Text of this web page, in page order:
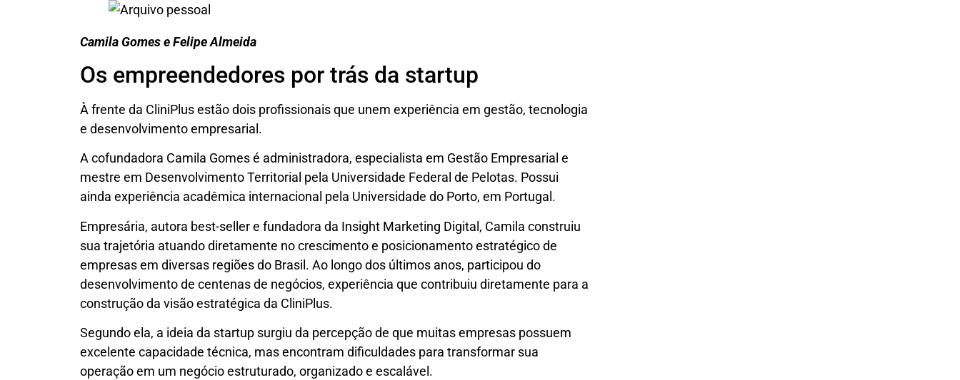
Camila Gomes e Felipe Almeida
Os empreendedores por trás da startup
À frente da CliniPlus estão dois profissionais que unem experiência em gestão, tecnologia
e desenvolvimento empresarial.
A cofundadora Camila Gomes é administradora, especialista em Gestão Empresarial e
mestre em Desenvolvimento Territorial pela Universidade Federal de Pelotas. Possui
ainda experiência acadêmica internacional pela Universidade do Porto, em Portugal.
Empresária, autora best-seller e fundadora da Insight Marketing Digital, Camila construiu
sua trajetória atuando diretamente no crescimento e posicionamento estratégico de
empresas em diversas regiões do Brasil. Ao longo dos últimos anos, participou do
desenvolvimento de centenas de negócios, experiência que contribuiu diretamente para a
construção da visão estratégica da CliniPlus.
Segundo ela, a ideia da startup surgiu da percepção de que muitas empresas possuem
excelente capacidade técnica, mas encontram dificuldades para transformar sua
operação em um negócio estruturado, organizado e escalável.